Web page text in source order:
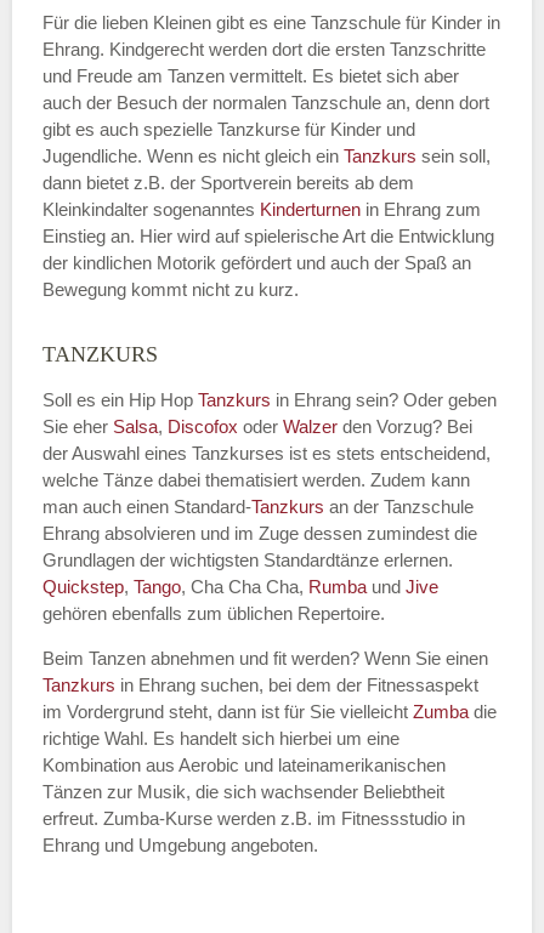
Name der Tanzschule
Kontakt E-Mail
Name des Tanzkurs
Tanzart*
Für die lieben Kleinen gibt es eine Tanzschule für Kinder in
Ehrang. Kindgerecht werden dort die ersten Tanzschritte
und Freude am Tanzen vermittelt. Es bietet sich aber
auch der Besuch der normalen Tanzschule an, denn dort
gibt es auch spezielle Tanzkurse für Kinder und
Jugendliche. Wenn es nicht gleich ein Tanzkurs sein soll,
dann bietet z.B. der Sportverein bereits ab dem
Kleinkindalter sogenanntes Kinderturnen in Ehrang zum
Einstieg an. Hier wird auf spielerische Art die Entwicklung
der kindlichen Motorik gefördert und auch der Spaß an
Bewegung kommt nicht zu kurz.
TANZKURS
Soll es ein Hip Hop Tanzkurs in Ehrang sein? Oder geben
Sie eher Salsa, Discofox oder Walzer den Vorzug? Bei
der Auswahl eines Tanzkurses ist es stets entscheidend,
welche Tänze dabei thematisiert werden. Zudem kann
man auch einen Standard-Tanzkurs an der Tanzschule
Ehrang absolvieren und im Zuge dessen zumindest die
Grundlagen der wichtigsten Standardtänze erlernen.
Quickstep, Tango, Cha Cha Cha, Rumba und Jive
gehören ebenfalls zum üblichen Repertoire.
Beim Tanzen abnehmen und fit werden? Wenn Sie einen
Tanzkurs in Ehrang suchen, bei dem der Fitnessaspekt
im Vordergrund steht, dann ist für Sie vielleicht Zumba die
richtige Wahl. Es handelt sich hierbei um eine
Kombination aus Aerobic und lateinamerikanischen
Tänzen zur Musik, die sich wachsender Beliebtheit
erfreut. Zumba-Kurse werden z.B. im Fitnessstudio in
Ehrang und Umgebung angeboten.